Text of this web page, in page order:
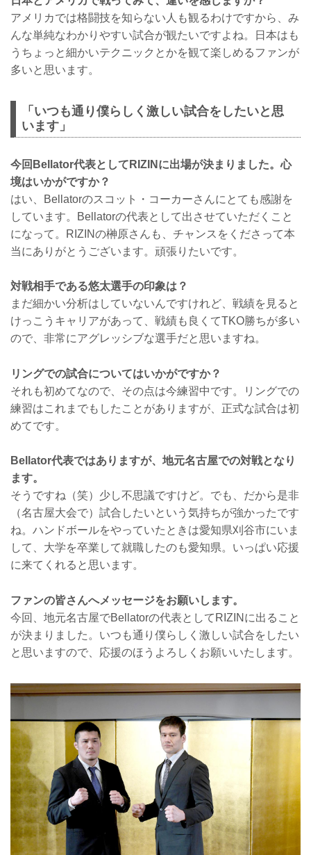
アメリカでは格闘技を知らない人も観るわけですから、み
んな単純なわかりやすい試合が観たいですよね。日本はも
うちょっと細かいテクニックとかを観て楽しめるファンが
多いと思います。
「いつも通り僕らしく激しい試合をしたいと思
います」
今回Bellator代表としてRIZINに出場が決まりました。心
境はいかがですか？
はい、Bellatorのスコット・コーカーさんにとても感謝を
しています。Bellatorの代表として出させていただくこと
になって。RIZINの榊原さんも、チャンスをくださって本
当にありがとうございます。頑張りたいです。
対戦相手である悠太選手の印象は？
まだ細かい分析はしていないんですけれど、戦績を見ると
けっこうキャリアがあって、戦績も良くてTKO勝ちが多い
ので、非常にアグレッシブな選手だと思いますね。
リングでの試合についてはいかがですか？
それも初めてなので、その点は今練習中です。リングでの
練習はこれまでもしたことがありますが、正式な試合は初
めてです。
Bellator代表ではありますが、地元名古屋での対戦となり
ます。
そうですね（笑）少し不思議ですけど。でも、だから是非
（名古屋大会で）試合したいという気持ちが強かったです
ね。ハンドボールをやっていたときは愛知県刈谷市にいま
して、大学を卒業して就職したのも愛知県。いっぱい応援
に来てくれると思います。
ファンの皆さんへメッセージをお願いします。
今回、地元名古屋でBellatorの代表としてRIZINに出ること
が決まりました。いつも通り僕らしく激しい試合をしたい
と思いますので、応援のほうよろしくお願いいたします。